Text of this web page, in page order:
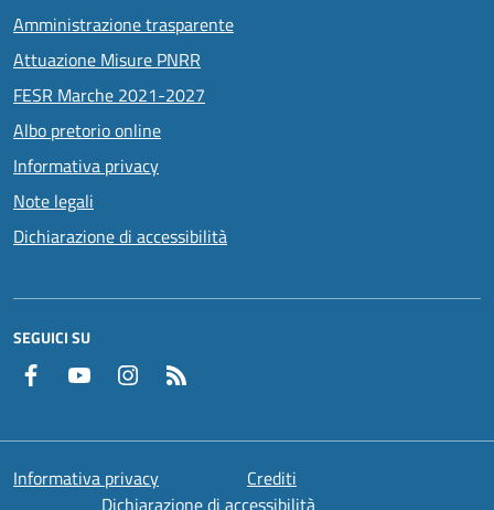
Amministrazione trasparente
Attuazione Misure PNRR
FESR Marche 2021-2027
Albo pretorio online
Informativa privacy
Note legali
Dichiarazione di accessibilità
SEGUICI SU
Facebook YouTube Instagram
Informativa privacy
Crediti
Dichiarazione di accessibilità